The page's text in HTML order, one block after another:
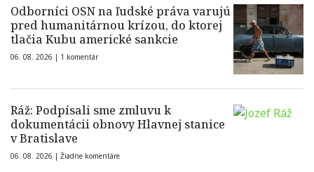
Odborníci OSN na ľudské práva varujú
pred humanitárnou krízou, do ktorej
tlačia Kubu americké sankcie
06. 08. 2026 | 1 komentár
Ráž: Podpísali sme zmluvu k
dokumentácii obnovy Hlavnej stanice
v Bratislave
06. 08. 2026 | Žiadne komentáre